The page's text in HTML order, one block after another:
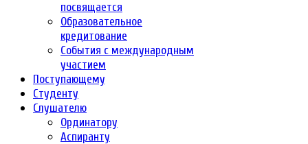
посвящается
Образовательное
кредитование
События с международным
участием
Поступающему
Студенту
Слушателю
Ординатору
Аспиранту